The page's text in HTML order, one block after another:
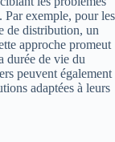
Par exemple, pour les
de distribution, un
approche promeut
durée de vie du
peuvent également
adaptées à leurs